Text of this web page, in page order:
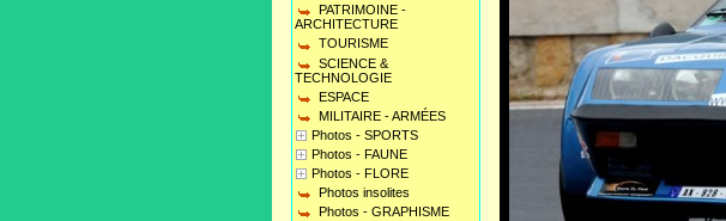
PATRIMOINE -
ARCHITECTURE
TOURISME
SCIENCE &
TECHNOLOGIE
ESPACE
MILITAIRE - ARMÉES
Photos - SPORTS
Photos - FAUNE
Photos - FLORE
Photos insolites
Photos - GRAPHISME